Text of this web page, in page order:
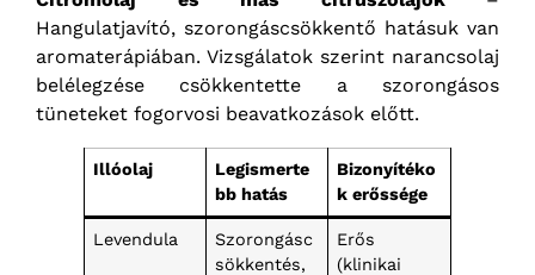
Hangulatjavító, szorongáscsökkentő hatásuk van
aromaterápiában. Vizsgálatok szerint narancsolaj
belélegzése csökkentette a szorongásos
tüneteket fogorvosi beavatkozások előtt.
Illóolaj
Legismerte
bb hatás
Bizonyítéko
k erőssége
Levendula
Szorongásc
sökkentés,
Erős
(klinikai